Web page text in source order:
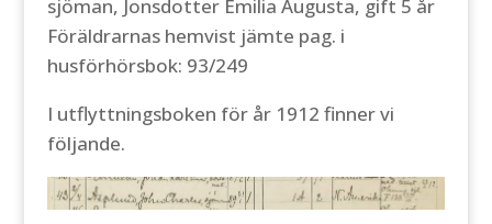
sjöman, Jonsdotter Emilia Augusta, gift 5 år
Föräldrarnas hemvist jämte pag. i
husförhörsbok: 93/249
I utflyttningsboken för år 1912 finner vi
följande.